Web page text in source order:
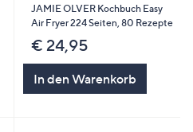
JAMIE OLVER Kochbuch Easy
Air Fryer 224 Seiten, 80 Rezepte
€ 24,95
In den Warenkorb